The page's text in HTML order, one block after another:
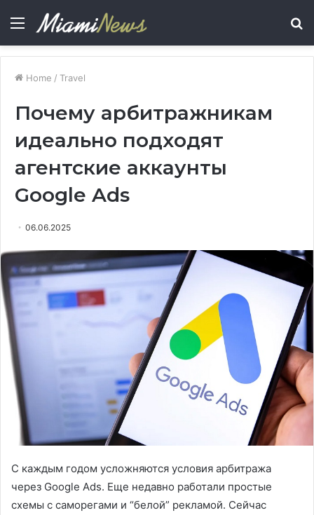
Menu
Home / Travel
Почему арбитражникам
идеально подходят
агентские аккаунты
Google Ads
06.06.2025
С каждым годом усложняются условия арбитража
через Google Ads. Еще недавно работали простые
схемы с саморегами и “белой” рекламой. Сейчас